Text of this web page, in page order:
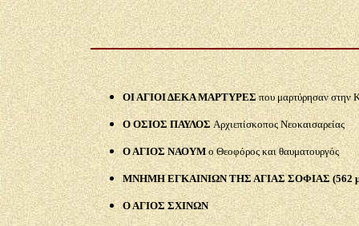
ΟΙ ΑΓΙΟΙ ΔΕΚΑ ΜΑΡΤΥΡΕΣπου μαρτύρησαν στην
Ο ΟΣΙΟΣ ΠΑΥΛΟΣΑρχιεπίσκοπος Νεοκαισαρείας
Ο ΑΓΙΟΣ ΝΑΟΥΜο Θεοφόρος και θαυματουργός
ΜΝΗΜΗ ΕΓΚΑΙΝΙΩΝ ΤΗΣ ΑΓΙΑΣ ΣΟΦΙΑΣ (562
Ο ΑΓΙΟΣ ΣΧΙΝΩΝ